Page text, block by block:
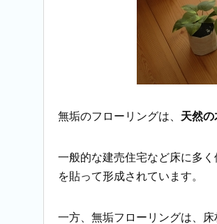
無垢のフローリングは、 天然
一般的な建売住宅など床に多
を貼って形成されています。
一方、無垢フローリングは、